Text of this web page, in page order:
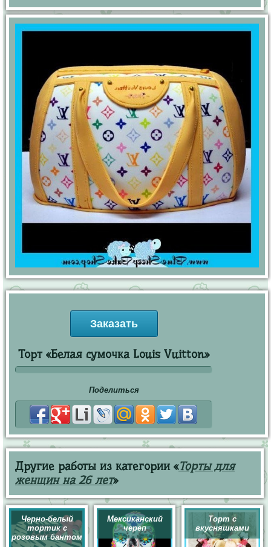
Заказать
Торт «Белая сумочка Louis Vuitton»
Поделиться
Другие работы из категории «Торты для
женщин на 26 лет»
Черно-белый
тортик с
розовым бантом
Мексиканский
череп
Торт с
вкусняшками